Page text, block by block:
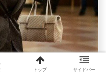
トップ サイドバー